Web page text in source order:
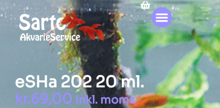
eSHa 202 20 ml.
kr.69,00 Inkl. moms